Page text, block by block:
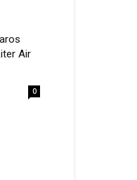
Air
0